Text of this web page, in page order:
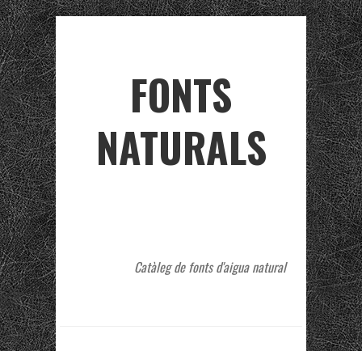
FONTS
NATURALS
Catàleg de fonts d'aigua natural